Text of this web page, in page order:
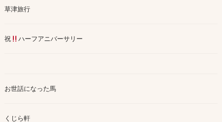
草津旅行
祝 ハーフアニバーサリー
お世話になった馬
くじら軒